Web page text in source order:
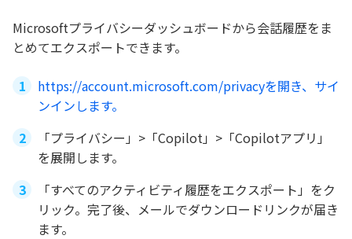
Microsoftプライバシーダッシュボードから会話履歴をま
とめてエクスポートできます。
https://account.microsoft.com/privacyを開き、サイ
ンインします。
「プライバシー」>「Copilot」>「Copilotアプリ」
を展開します。
「すべてのアクティビティ履歴をエクスポート」をク
リック。完了後、メールでダウンロードリンクが届き
ます。